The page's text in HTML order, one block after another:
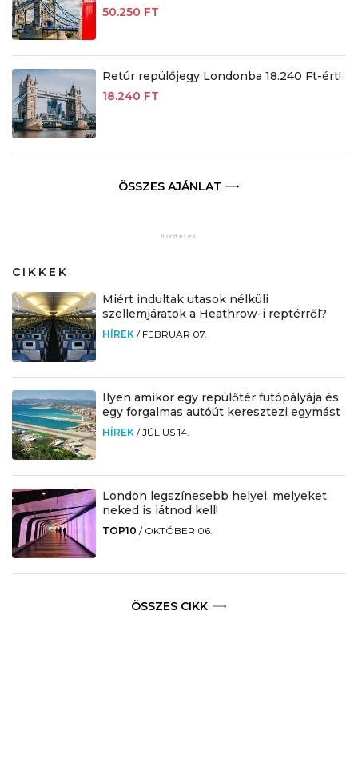
50.250 FT
Retúr repülőjegy Londonba 18.240 Ft-ért!
18.240 FT
ÖSSZES AJÁNLAT
CIKKEK
Miért indultak utasok nélküli
szellemjáratok a Heathrow-i reptérről?
HÍREK / FEBRUÁR 07.
Ilyen amikor egy repülőtér futópályája és
egy forgalmas autóút keresztezi egymást
HÍREK /JÚLIUS 14.
London legszínesebb helyei, melyeket
neked is látnod kell!
TOP10 / OKTÓBER 06.
ÖSSZES CIKK